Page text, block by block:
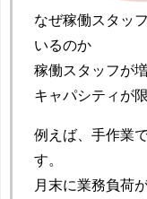
なぜ稼働スタッ
いるのか
稼働スタッフが
キャパシティが
例えば、手作業
す。
月末に業務負荷